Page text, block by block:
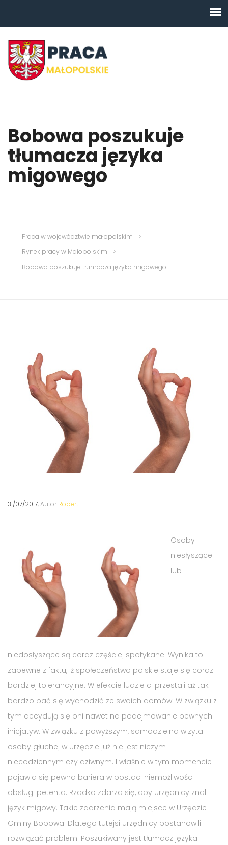
Bobowa poszukuje
tłumacza języka
migowego
Praca w województwie małopolskim
>
Rynek pracy w Małopolskim
>
Bobowa poszukuje tłumacza języka migowego
31/07/2017, Autor Robert
Osoby
niesłyszące
lub
niedosłyszące są coraz częściej spotykane. Wynika to
zapewne z faktu, iż społeczeństwo polskie staje się coraz
bardziej tolerancyjne. W efekcie ludzie ci przestali aż tak
bardzo bać się wychodzić ze swoich domów. W związku z
tym decydują się oni nawet na podejmowanie pewnych
inicjatyw. W związku z powyższym, samodzielna wizyta
osoby głuchej w urzędzie już nie jest niczym
niecodziennym czy dziwnym. I właśnie w tym momencie
pojawia się pewna bariera w postaci niemożliwości
obsługi petenta. Rzadko zdarza się, aby urzędnicy znali
język migowy. Takie zdarzenia mają miejsce w Urzędzie
Gminy Bobowa. Dlatego tutejsi urzędnicy postanowili
rozwiązać problem. Poszukiwany jest tłumacz języka